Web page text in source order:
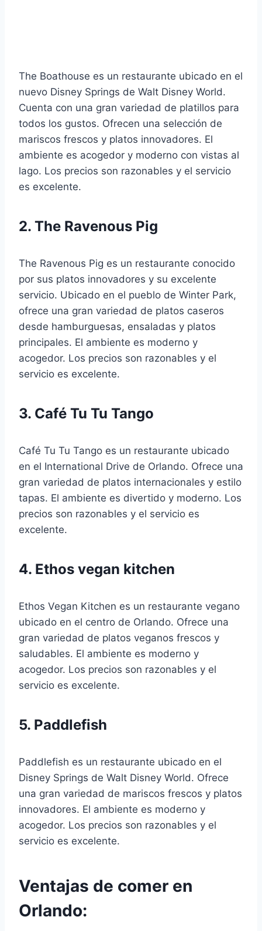
The Boathouse es un restaurante ubicado en el
nuevo Disney Springs de Walt Disney World.
Cuenta con una gran variedad de platillos para
todos los gustos. Ofrecen una selección de
mariscos frescos y platos innovadores. El
ambiente es acogedor y moderno con vistas al
lago. Los precios son razonables y el servicio
es excelente.
2. The Ravenous Pig
The Ravenous Pig es un restaurante conocido
por sus platos innovadores y su excelente
servicio. Ubicado en el pueblo de Winter Park,
ofrece una gran variedad de platos caseros
desde hamburguesas, ensaladas y platos
principales. El ambiente es moderno y
acogedor. Los precios son razonables y el
servicio es excelente.
3. Café Tu Tu Tango
Café Tu Tu Tango es un restaurante ubicado
en el International Drive de Orlando. Ofrece una
gran variedad de platos internacionales y estilo
tapas. El ambiente es divertido y moderno. Los
precios son razonables y el servicio es
excelente.
4. Ethos vegan kitchen
Ethos Vegan Kitchen es un restaurante vegano
ubicado en el centro de Orlando. Ofrece una
gran variedad de platos veganos frescos y
saludables. El ambiente es moderno y
acogedor. Los precios son razonables y el
servicio es excelente.
5. Paddlefish
Paddlefish es un restaurante ubicado en el
Disney Springs de Walt Disney World. Ofrece
una gran variedad de mariscos frescos y platos
innovadores. El ambiente es moderno y
acogedor. Los precios son razonables y el
servicio es excelente.
Ventajas de comer en
Orlando: